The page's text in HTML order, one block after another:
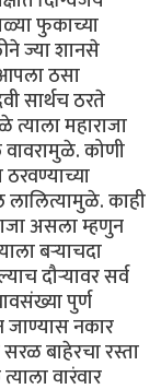
फुकाच्या
ज्या शानसे
ठसा
सार्थच ठरते
त्याला महाराजा
वावरामुळे. कोणी
लालित्यामुळे. काही
असला म्हणुन
बर्‍याचदा
दौर्‍यावर सर्व
पुर्ण
नकार
बाहेरचा रस्ता
वारंवार